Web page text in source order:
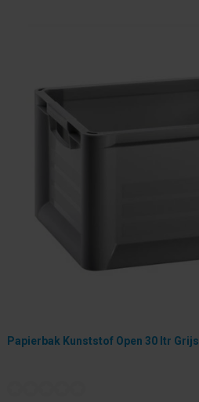
Papierbak Kunststof Open 30 ltr Grijs